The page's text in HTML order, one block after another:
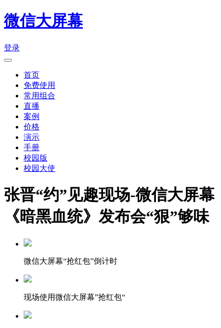
微信大屏幕
登录
首页
免费使用
常用组合
直播
案例
价格
演示
手册
校园版
校园大使
张晋“约”见趣现场-微信大屏幕
《暗黑血统》发布会“狠”够味
微信大屏幕“抢红包”倒计时
现场使用微信大屏幕”抢红包“